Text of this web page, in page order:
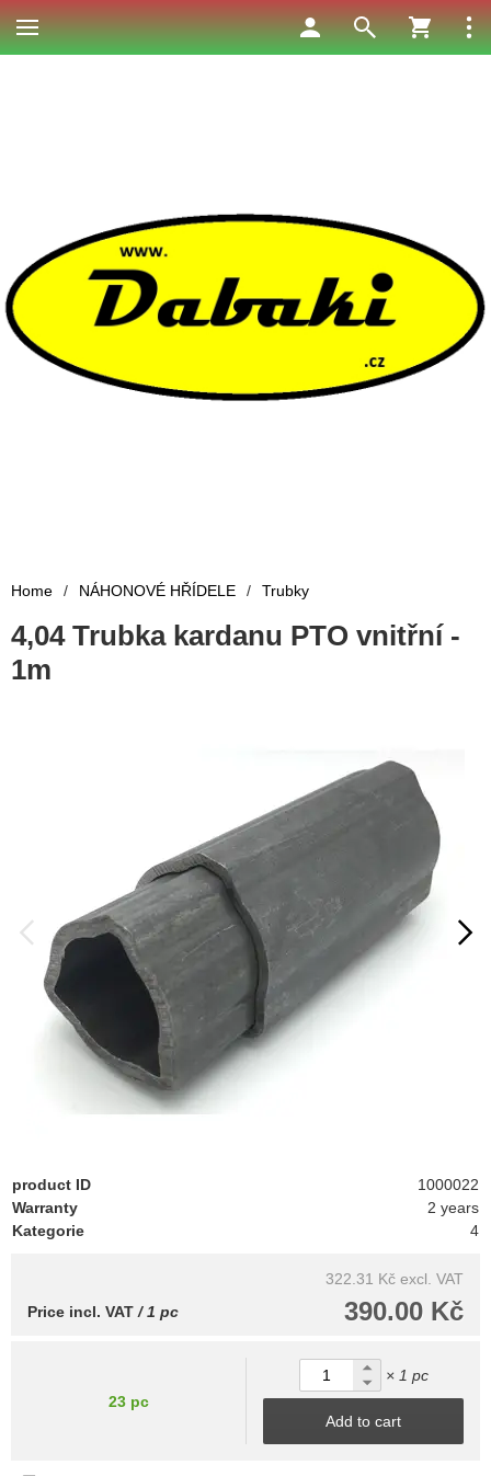
Home / NÁHONOVÉ HŘÍDELE / Trubky
4,04 Trubka kardanu PTO vnitřní -
1m
product ID
1000022
Warranty
2 years
Kategorie
4
322.31 Kč excl. VAT
390.00 Kč
Price incl. VAT / 1 pc
23 pc
× 1 pc
Add to cart